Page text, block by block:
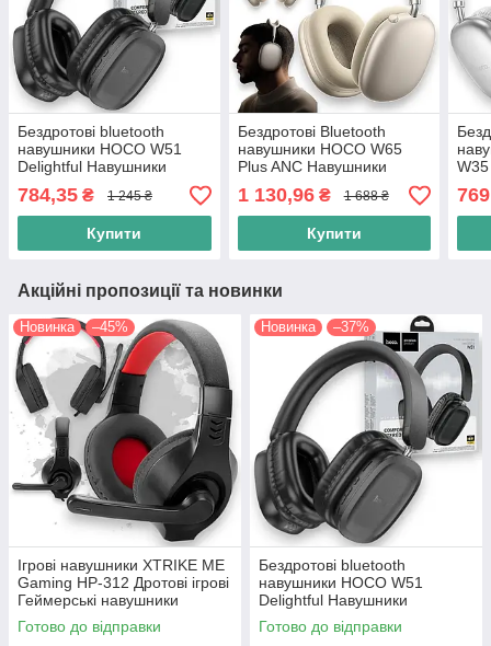
Бездротові bluetooth
навушники HOCO W51
Delightful Навушники
накладні бездротовий і
дротовий режим, чорні
784,35 ₴ 1 245 ₴
Купити
Бездротові Bluetooth
навушники HOCO W65
Plus ANC Навушники
накладні з мікрофоном
шумозаглушенням, бежеві
1 130,96₴ 1 688 ₴
Купити
Акційні пропозиції та новинки
Новинка –45%
Ігрові навушники XTRIKE ME
Gaming HP-312 Дротові ігрові
Геймерські навушники
гарнітура з мікрофоном,
чорний
Готово до відправки
Новинка –37%
Бездротові bluetooth
навушники HOCO W51
Delightful Навушники
накладні бездротовий і
дротовий режим, чорні
Готово до відправки